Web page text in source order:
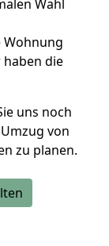
Wahl
Wohnung
die
uns noch
von
zu planen.